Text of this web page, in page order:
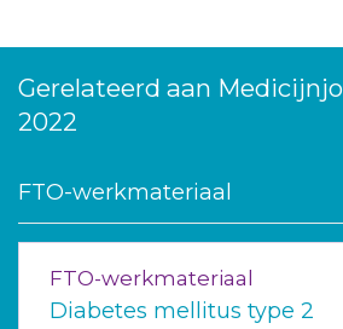
Gerelateerd aan
2022
FTO-werkmateriaal
FTO-werkmateriaal
Diabetes mellitus type 2